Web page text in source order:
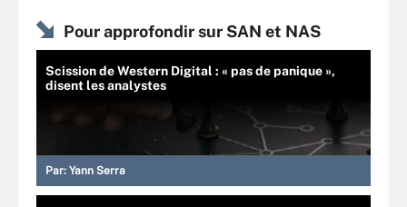
Pour approfondir sur SAN et NAS
Scission de Western Digital : « pas de panique »,
disent les analystes
Par: Yann Serra